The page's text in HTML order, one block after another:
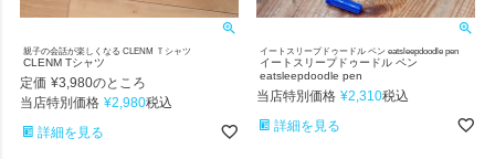
親子の会話が楽しくなる CLENM Ｔシャツ
CLENM Tシャツ
定価 ¥3,980のところ
当店特別価格 ¥2,980税込
詳細を見る
イートスリープドゥードル ペン eatsleepdoodle pen
イートスリープドゥードル ペン
eatsleepdoodle pen
当店特別価格 ¥2,310税込
詳細を見る